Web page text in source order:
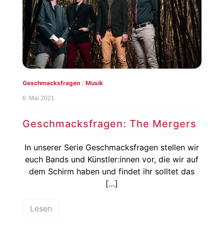
Geschmacksfragen/ Musik
6. Mai 2021
Geschmacksfragen: The Mergers
In unserer Serie Geschmacksfragen stellen wir
euch Bands und Künstler:innen vor, die wir auf
dem Schirm haben und findet ihr solltet das
[…]
Lesen